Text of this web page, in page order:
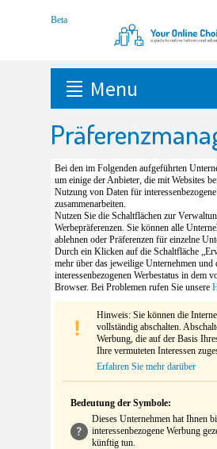
Menu
Bei den im Folgenden aufgeführten
um einige der Anbieter, die mit Websites
Nutzung von Daten für
zusammenarbeiten.
Nutzen Sie die Schaltflächen zur
Werbepräferenzen. Sie können alle
ablehnen oder Präferenzen für einzelne
Durch ein Klicken auf die Schaltfläche
mehr über das jeweilige Unternehmen und
interessenbezogenen Werbestatus in dem
Browser. Bei Problemen rufen Sie unsere
Hinweis: Sie können die
vollständig abschalten.
Werbung, die auf der Basis
Ihre vermuteten Interessen
Erfahren Sie mehr darüber
Bedeutung der Symbole:
Dieses Unternehmen hat Ihnen
interessenbezogene Werbung
künftig tun.